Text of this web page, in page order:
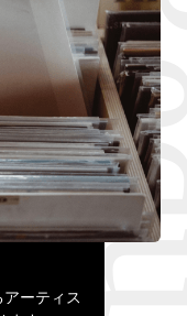
ーティス